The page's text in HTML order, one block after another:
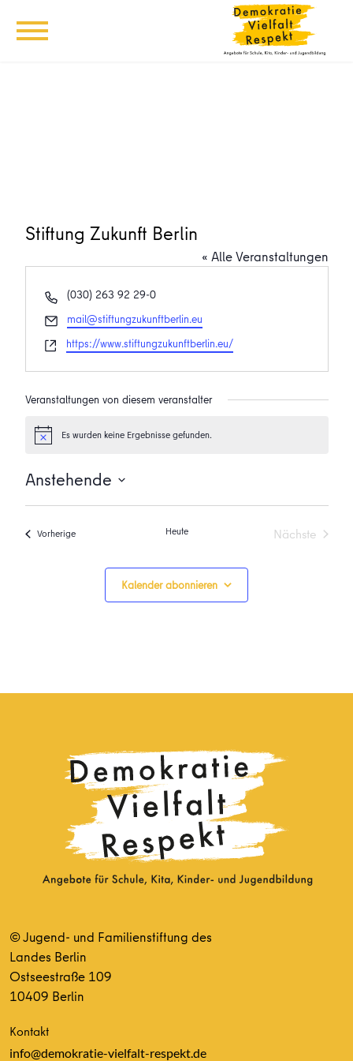
Stiftung Zukunft Berlin
« Alle Veranstaltungen
Telefon
(030) 263 92 29-0
Email
mail@stiftungzukunftberlin.eu
Webseite
https://www.stiftungzukunftberlin.eu/
Veranstaltungen von diesem veranstalter
HinweisEs wurden keine Ergebnisse gefunden.
Anstehende
Datum
VorherigeVeranstaltungen Heute
Nächste
Kalender abonnieren
© Jugend- und Familienstiftung des
Landes Berlin
Ostseestraße 109
10409 Berlin
Kontakt
info@demokratie-vielfalt-respekt.de